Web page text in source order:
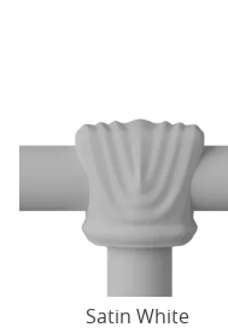
Satin White